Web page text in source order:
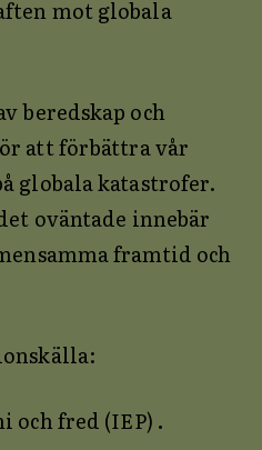
mot globala
beredskap och
att förbättra vår
globala katastrofer.
oväntade innebär
framtid och
och fred (IEP) .